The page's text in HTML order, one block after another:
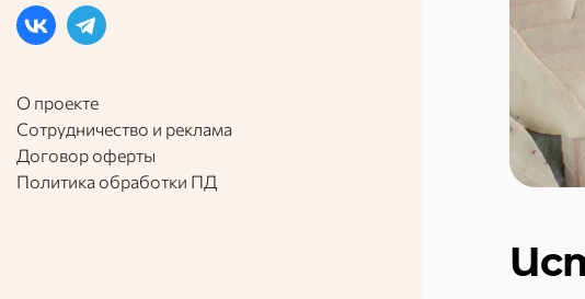
О проекте
Сотрудничество и реклама
Договор оферты
Политика обработки ПД